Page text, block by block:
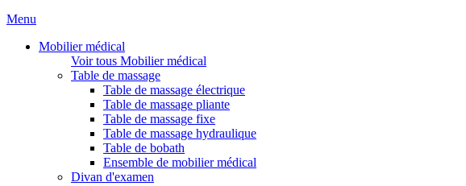
Menu
Mobilier médical
Voir tous Mobilier médical
Table de massage
Table de massage électrique
Table de massage pliante
Table de massage fixe
Table de massage hydraulique
Table de bobath
Ensemble de mobilier médical
Divan d'examen